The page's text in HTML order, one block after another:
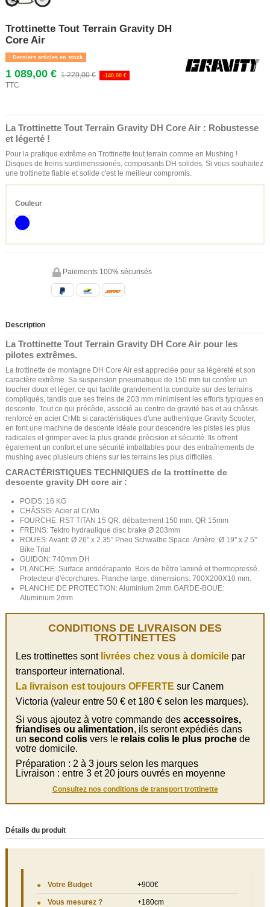
Trottinette Tout Terrain Gravity DH
Core Air
Derniers articles en stock
1 089,00 € 1 229,00 € -140,00 €
TTC
La Trottinette Tout Terrain Gravity DH Core Air : Robustesse
et légerté !
Pour la pratique extrême en Trottinette tout terrain comme en Mushing !
Disques de freins surdimenssionés, composants DH solides. Si vous souhaitez
une trottinette fiable et solide c'est le meilleur compromis.
Couleur
Bleu
Paiements 100% sécurisés
Description
La Trottinette Tout Terrain Gravity DH Core Air pour les
pilotes extrêmes.
La trottinette de montagne DH Core Air est appreciée pour sa légèreté et son
caractère extrême. Sa suspension pneumatique de 150 mm lui confère un
toucher doux et léger, ce qui facilite grandement la conduite sur des terrains
compliqués, tandis que ses freins de 203 mm minimisent les efforts typiques en
descente. Tout ce qui précède, associé au centre de gravité bas et au châssis
renforcé en acier CrMb si caractéristiques d'une authentique Gravity Scooter,
en font une machine de descente idéale pour descendre les pistes les plus
radicales et grimper avec la plus grande précision et sécurité. Ils offrent
également un confort et une sécurité imbattables pour des entraînements de
mushing avec plusieurs chiens sur les terrains les plus difficiles.
CARACTÉRISTIQUES TECHNIQUES de la trottinette de
descente gravity DH core air :
POIDS: 16 KG
CHÂSSIS: Acier al CrMo
FOURCHE: RST TITAN 15 QR. débattement 150 mm. QR 15mm
FREINS: Tektro hydraulique disc brake Ø 203mm
ROUES: Avant: Ø 26" x 2.35” Pneu Schwalbe Space. Arrière: Ø 19" x 2.5"
Bike Trial
GUIDON: 740mm DH
PLANCHE: Surface antidérapante. Bois de hêtre laminé et thermopressé.
Protecteur d'écorchures. Planche large, dimensions: 700X200X10 mm.
PLANCHE DE PROTECTION: Aluminium 2mm GARDE-BOUE:
Aluminium 2mm
CONDITIONS DE LIVRAISON DES
TROTTINETTES
Les trottinettes sont livrées chez vous à domicile par
transporteur international.
La livraison est toujours OFFERTE sur Canem
Victoria (valeur entre 50 € et 180 € selon les marques).
Si vous ajoutez à votre commande des accessoires,
friandises ou alimentation, ils seront expédiés dans
un second colis vers le relais colis le plus proche de
votre domicile.
Préparation : 2 à 3 jours selon les marques
Livraison : entre 3 et 20 jours ouvrés en moyenne
Consultez nos conditions de transport trottinette
Détails du produit
Votre Budget +900€
Vous mesurez ? +180cm